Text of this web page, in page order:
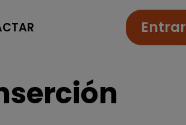
Entrar